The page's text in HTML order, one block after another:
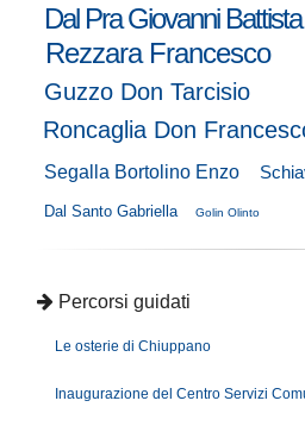
Dal Pra Giovanni Battista
Rezzara Francesco
Guzzo Don Tarcisio
Roncaglia Don
Segalla Bortolino Enzo
Dal Santo Gabriella Golin Olinto
Percorsi guidati
Le osterie di Chiuppano
Inaugurazione del Centro Servizi